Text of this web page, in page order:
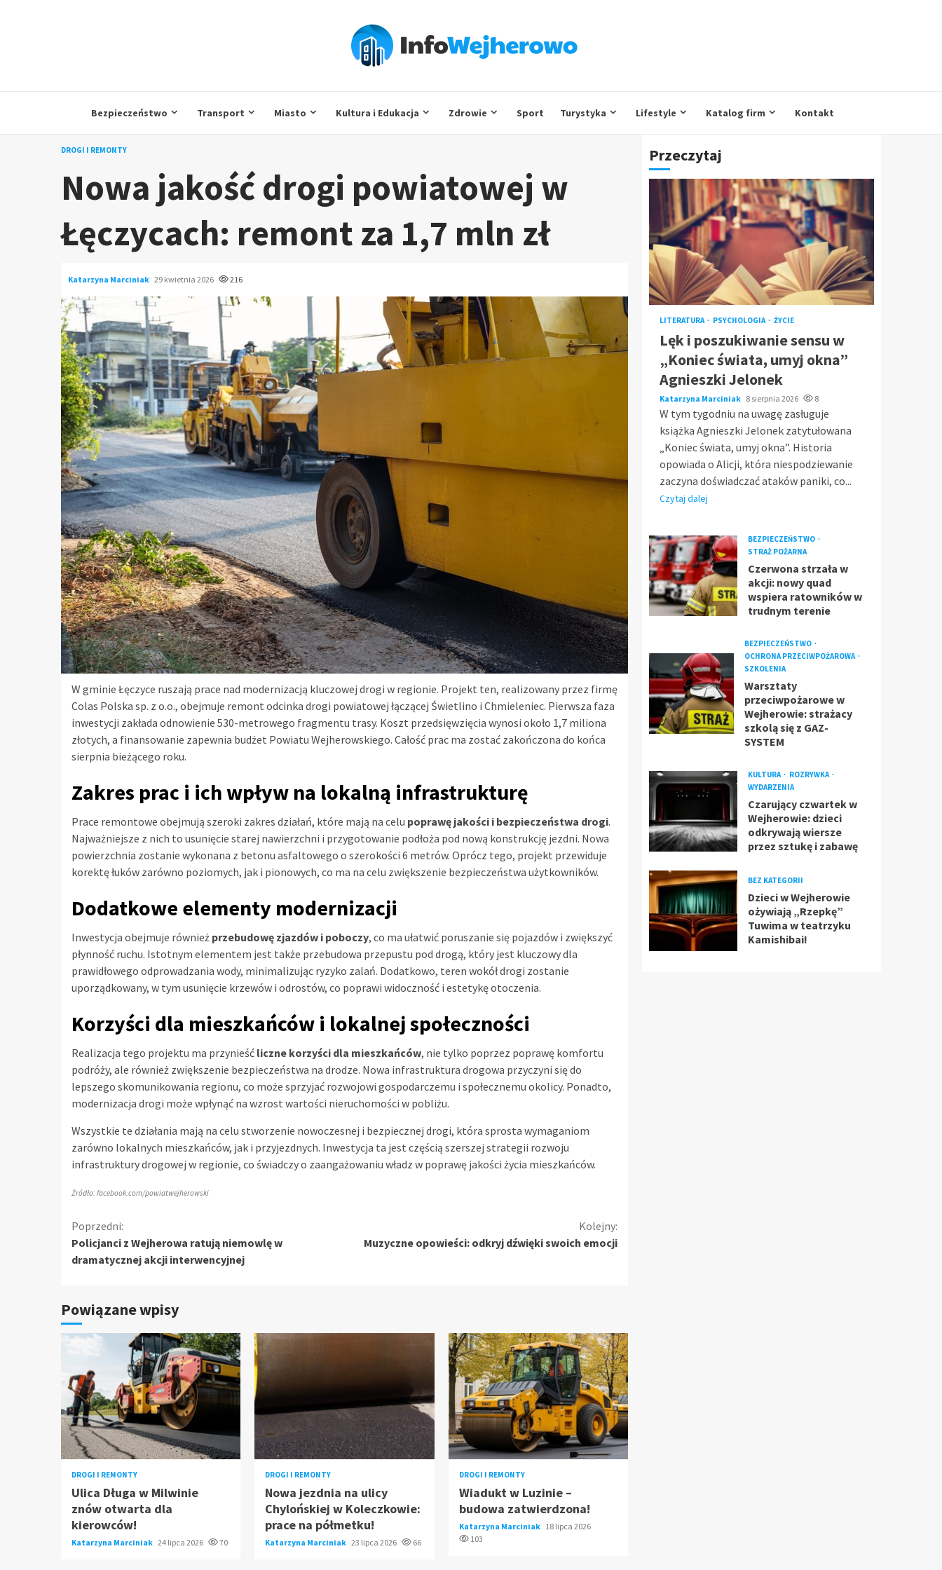
Bezpieczeństwo Transport Miasto Kultura i Edukacja Zdrowie Sport Turystyka Lifestyle Katalog firm Kontakt
DROGI I REMONTY
Nowa jakość drogi powiatowej w
Łęczycach: remont za 1,7 mln zł
Katarzyna Marciniak 29 kwietnia 2026 216
W gminie Łęczyce ruszają prace nad modernizacją kluczowej drogi w regionie. Projekt ten, realizowany przez firmę
Colas Polska sp. z o.o., obejmuje remont odcinka drogi powiatowej łączącej Świetlino i Chmieleniec. Pierwsza faza
inwestycji zakłada odnowienie 530-metrowego fragmentu trasy. Koszt przedsięwzięcia wynosi około 1,7 miliona
złotych, a finansowanie zapewnia budżet Powiatu Wejherowskiego. Całość prac ma zostać zakończona do końca
sierpnia bieżącego roku.
Zakres prac i ich wpływ na lokalną infrastrukturę
Prace remontowe obejmują szeroki zakres działań, które mają na celu poprawę jakości i bezpieczeństwa drogi.
Najważniejsze z nich to usunięcie starej nawierzchni i przygotowanie podłoża pod nową konstrukcję jezdni. Nowa
powierzchnia zostanie wykonana z betonu asfaltowego o szerokości 6 metrów. Oprócz tego, projekt przewiduje
korektę łuków zarówno poziomych, jak i pionowych, co ma na celu zwiększenie bezpieczeństwa użytkowników.
Dodatkowe elementy modernizacji
Inwestycja obejmuje również przebudowę zjazdów i poboczy, co ma ułatwić poruszanie się pojazdów i zwiększyć
płynność ruchu. Istotnym elementem jest także przebudowa przepustu pod drogą, który jest kluczowy dla
prawidłowego odprowadzania wody, minimalizując ryzyko zalań. Dodatkowo, teren wokół drogi zostanie
uporządkowany, w tym usunięcie krzewów i odrostów, co poprawi widoczność i estetykę otoczenia.
Korzyści dla mieszkańców i lokalnej społeczności
Realizacja tego projektu ma przynieść liczne korzyści dla mieszkańców, nie tylko poprzez poprawę komfortu
podróży, ale również zwiększenie bezpieczeństwa na drodze. Nowa infrastruktura drogowa przyczyni się do
lepszego skomunikowania regionu, co może sprzyjać rozwojowi gospodarczemu i społecznemu okolicy. Ponadto,
modernizacja drogi może wpłynąć na wzrost wartości nieruchomości w pobliżu.
Wszystkie te działania mają na celu stworzenie nowoczesnej i bezpiecznej drogi, która sprosta wymaganiom
zarówno lokalnych mieszkańców, jak i przyjezdnych. Inwestycja ta jest częścią szerszej strategii rozwoju
infrastruktury drogowej w regionie, co świadczy o zaangażowaniu władz w poprawę jakości życia mieszkańców.
Źródło: facebook.com/powiatwejherowski
Kontynuuj
czytanie
Poprzedni:
Policjanci z Wejherowa ratują niemowlę w
dramatycznej akcji interwencyjnej
Kolejny:
Muzyczne opowieści: odkryj dźwięki swoich emocji
Powiązane wpisy
DROGI I REMONTY
Ulica Długa w Milwinie
znów otwarta dla
kierowców!
Katarzyna Marciniak 24 lipca 2026 70
DROGI I REMONTY
Nowa jezdnia na ulicy
Chylońskiej w Koleczkowie:
prace na półmetku!
Katarzyna Marciniak 23 lipca 2026 66
DROGI I REMONTY
Wiadukt w Luzinie –
budowa zatwierdzona!
Katarzyna Marciniak 18 lipca 2026
103
Przeczytaj
LITERATURA PSYCHOLOGIA ŻYCIE
Lęk i poszukiwanie sensu w
„Koniec świata, umyj okna”
Agnieszki Jelonek
Katarzyna Marciniak 8 sierpnia 2026 8
W tym tygodniu na uwagę zasługuje
książka Agnieszki Jelonek zatytułowana
„Koniec świata, umyj okna”. Historia
opowiada o Alicji, która niespodziewanie
zaczyna doświadczać ataków paniki, co...
Czytaj dalej
BEZPIECZEŃSTWO
STRAŻ POŻARNA
Czerwona strzała w
akcji: nowy quad
wspiera ratowników w
trudnym terenie
BEZPIECZEŃSTWO
OCHRONA PRZECIWPOŻAROWA
SZKOLENIA
Warsztaty
przeciwpożarowe w
Wejherowie: strażacy
szkolą się z GAZ-
SYSTEM
KULTURA
ROZRYWKA
WYDARZENIA
Czarujący czwartek w
Wejherowie: dzieci
odkrywają wiersze
przez sztukę i zabawę
BEZ KATEGORII
Dzieci w Wejherowie
ożywiają „Rzepkę”
Tuwima w teatrzyku
Kamishibai!